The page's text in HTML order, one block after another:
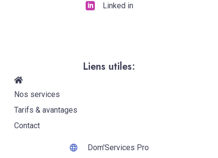
Linked in
Liens utiles:
Nos services
Tarifs & avantages
Contact
Dom'Services Pro